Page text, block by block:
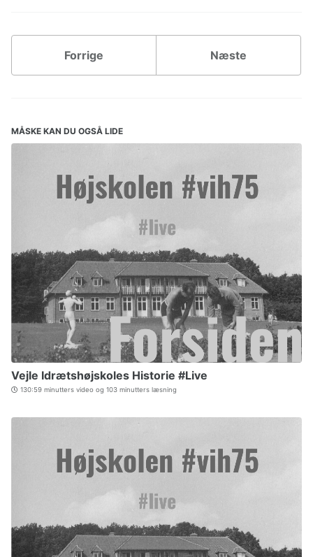
Forrige Næste
MÅSKE KAN DU OGSÅ LIDE
Vejle Idrætshøjskoles Historie #Live
130:59 minutters video og 103 minutters læsning